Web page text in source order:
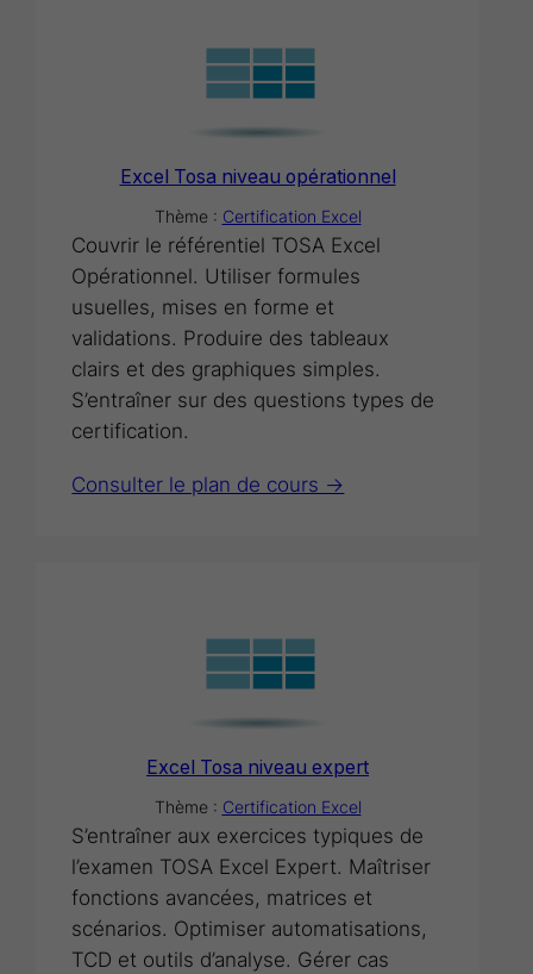
Excel Tosa niveau opérationnel
Thème : Certification Excel
Couvrir le référentiel TOSA Excel
Opérationnel. Utiliser formules
usuelles, mises en forme et
validations. Produire des tableaux
clairs et des graphiques simples.
S’entraîner sur des questions types de
certification.
Consulter le plan de cours ->
Excel Tosa niveau expert
Thème : Certification Excel
S’entraîner aux exercices typiques de
l’examen TOSA Excel Expert. Maîtriser
fonctions avancées, matrices et
scénarios. Optimiser automatisations,
TCD et outils d’analyse. Gérer cas